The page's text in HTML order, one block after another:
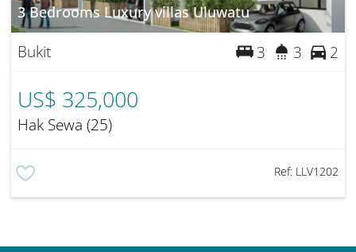
3 Bedrooms Luxury villas Uluwatu
Bukit 3 3 2
US$ 325,000
Hak Sewa (25)
Ref: LLV1202